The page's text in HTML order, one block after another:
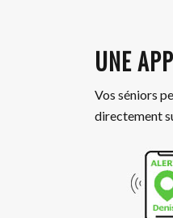
UNE
Vos séniors
directement